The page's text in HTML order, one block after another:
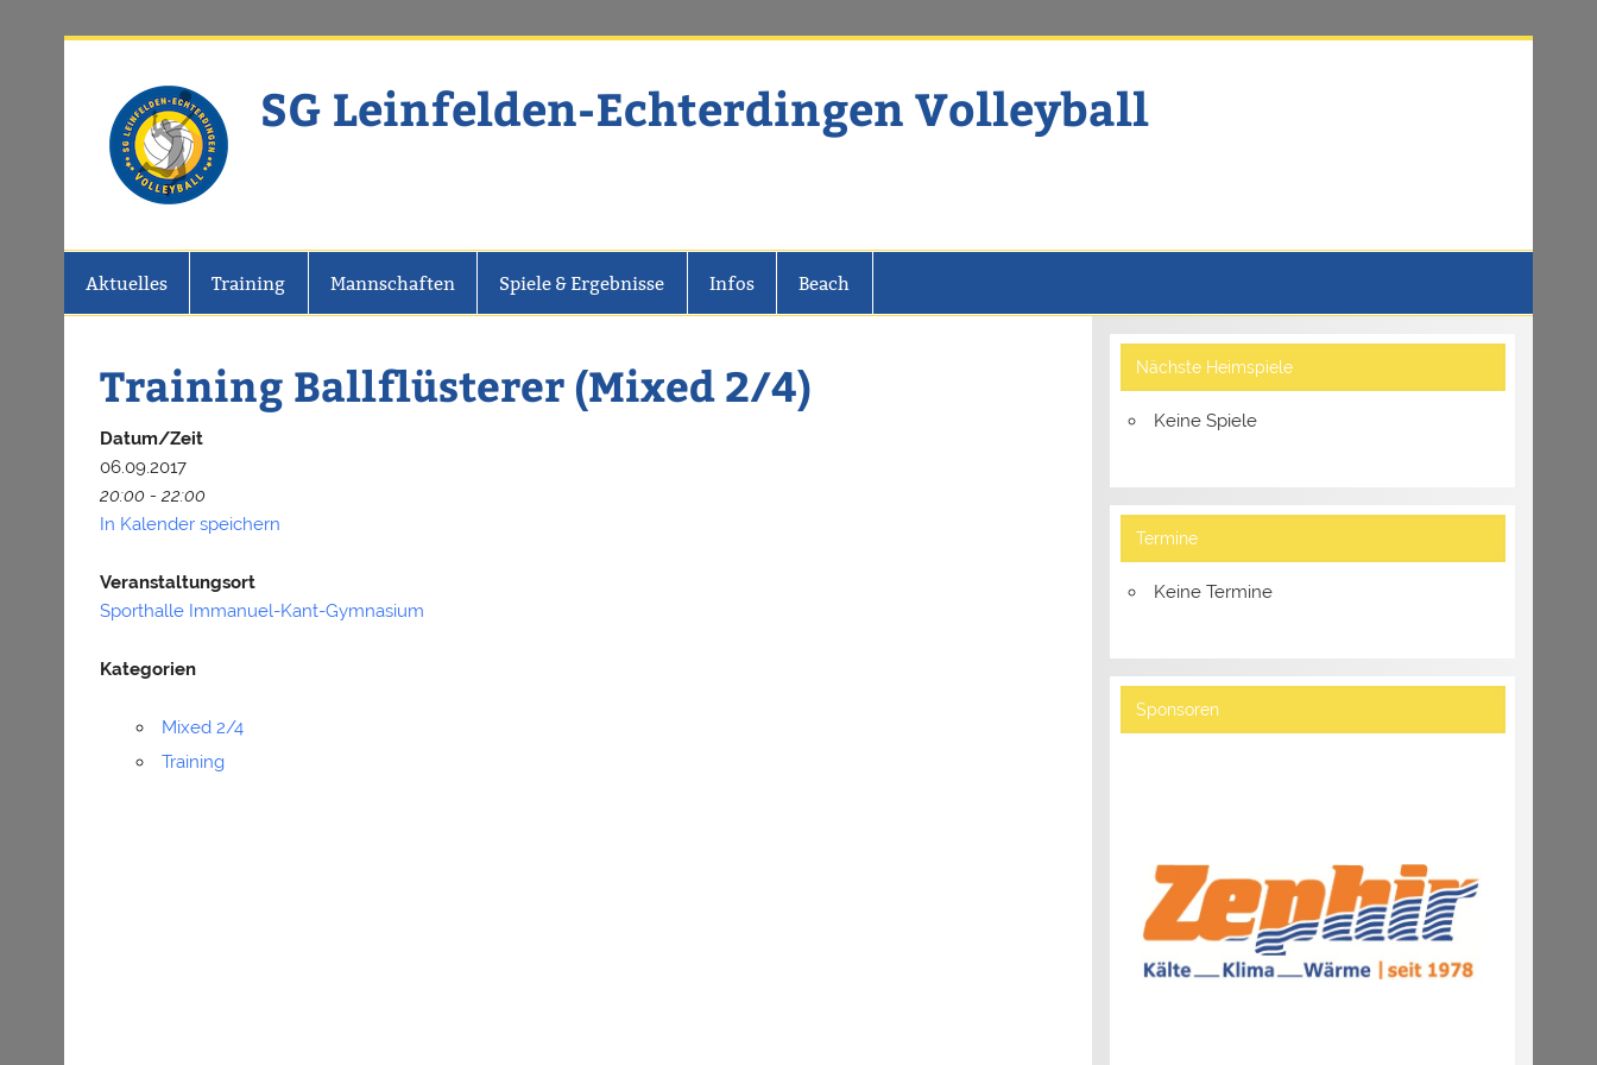
SG Leinfelden-Echterdingen Volleyball
Aktuelles Training Mannschaften Spiele & Ergebnisse Infos Beach
Training Ballflüsterer (Mixed 2/4)
Datum/Zeit
06.09.2017
20:00 - 22:00
In Kalender speichern
Veranstaltungsort
Sporthalle Immanuel-Kant-Gymnasium
Kategorien
Mixed 2/4
Training
Nächste Heimspiele
Keine Spiele
Termine
Keine Termine
Sponsoren